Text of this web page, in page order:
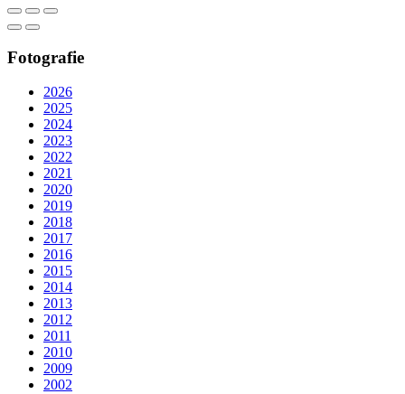
Fotografie
2026
2025
2024
2023
2022
2021
2020
2019
2018
2017
2016
2015
2014
2013
2012
2011
2010
2009
2002